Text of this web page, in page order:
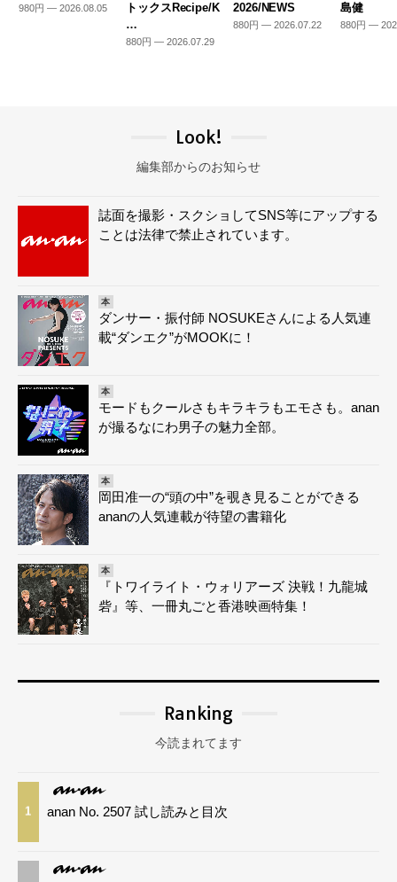
980円 — 2026.08.05
トックスRecipe/K
…
880円 — 2026.07.29
2026/NEWS
880円 — 2026.07.22
島健
880円 —
Look!
編集部からのお知らせ
誌面を撮影・スクショしてSNS等にアップする
ことは法律で禁止されています。
本
ダンサー・振付師 NOSUKEさんによる人気連
載“ダンエク”がMOOKに！
本
モードもクールさもキラキラもエモさも。anan
が撮るなにわ男子の魅力全部。
本
岡田准一の“頭の中”を覗き見ることができる
ananの人気連載が待望の書籍化
本
『トワイライト・ウォリアーズ 決戦！九龍城
砦』等、一冊丸ごと香港映画特集！
Ranking
今読まれてます
1 anan No. 2507 試し読みと目次